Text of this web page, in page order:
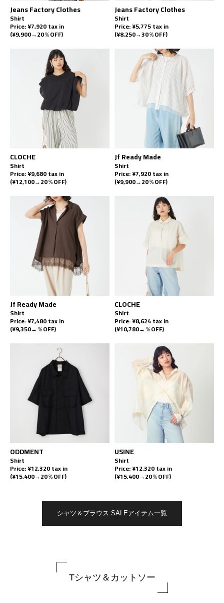
Jeans Factory Clothes
Shirt
Price: ¥7,920 tax in
(¥9,900→20％OFF)
Jeans Factory Clothes
Shirt
Price: ¥5,775 tax in
(¥8,250→30％OFF)
CLOCHE
Shirt
Price: ¥9,680 tax in
(¥12,100→20％OFF)
Jf Ready Made
Shirt
Price: ¥7,920 tax in
(¥9,900→20％OFF)
Jf Ready Made
Shirt
Price: ¥7,480 tax in
(¥9,350→％OFF)
CLOCHE
Shirt
Price: ¥8,624 tax in
(¥10,780→％OFF)
ODDMENT
Shirt
Price: ¥12,320 tax in
(¥15,400→20％OFF)
USINE
Shirt
Price: ¥12,320 tax in
(¥15,400→20％OFF)
シャツ＆ブラウス SALEアイテム一覧
Tシャツ＆カットソー